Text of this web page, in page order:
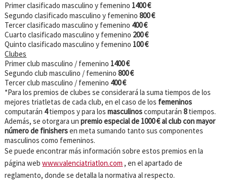
Primer clasificado masculino y femenino 1400 €
Segundo clasificado masculino y femenino800 €
Tercer clasificado masculino y femenino 400 €
Cuarto clasificado masculino y femenino 200 €
Quinto clasificado masculino y femenino 100 €
Clubes
Primer club masculino / femenino 1400 €
Segundo club masculino / femenino800 €
Tercer club masculino / femenino 400 €
*Para los premios de clubes se considerará la suma tiempos de los
mejores triatletas de cada club, en el caso de los femeninos
computarán 4tiempos y para losmasculinoscomputarán8tiempos.
Además, se otorgara un premio especial de 1000 € al club con mayor
número de finishersen meta sumando tanto sus componentes
masculinos como femeninos.
Se puede encontrar más información sobre estos premios en la
página webwww.valenciatriatlon.com , en el apartado de
reglamento, donde se detalla la normativa al respecto.